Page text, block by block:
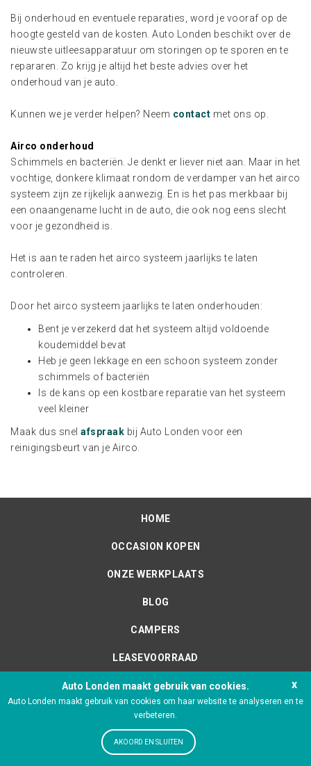
Bij onderhoud en eventuele reparaties, word je vooraf op de
hoogte gesteld van de kosten. Auto Londen beschikt over de
nieuwste uitleesapparatuur om storingen op te sporen en te
repararen. Zo krijg je altijd het beste advies over het
onderhoud van je auto.
Kunnen we je verder helpen? Neem contact met ons op.
Airco onderhoud
Schimmels en bacteriën. Je denkt er liever niet aan. Maar in het
vochtige, donkere klimaat rondom de verdamper van het airco
systeem zijn ze rijkelijk aanwezig. En is het pas merkbaar bij
een onaangename lucht in de auto, die ook nog eens slecht
voor je gezondheid is.
Het is aan te raden het airco systeem jaarlijks te laten
controleren.
Door het airco systeem jaarlijks te laten onderhouden:
Bent je verzekerd dat het systeem altijd voldoende
koudemiddel bevat
Heb je geen lekkage en een schoon systeem zonder
schimmels of bacteriën
Is de kans op een kostbare reparatie van het systeem
veel kleiner
Maak dus snel afspraak bij Auto Londen voor een
reinigingsbeurt van je Airco.
HOME
OCCASION KOPEN
ONZE WERKPLAATS
BLOG
CAMPERS
LEASEVOORRAAD
Algemene voorwaarden Privacy
Auto Londen maakt gebruik van cookies.
Auto Londen maakt gebruik van cookies om haar website te analyseren en te
verbeteren.
AKOORD EN SLUITEN
x